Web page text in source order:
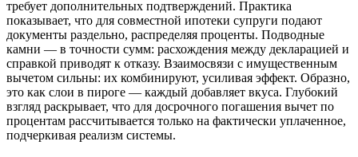
требует дополнительных подтверждений. Практика
показывает, что для совместной ипотеки супруги подают
документы раздельно, распределяя проценты. Подводные
камни — в точности сумм: расхождения между декларацией и
справкой приводят к отказу. Взаимосвязи с имущественным
вычетом сильны: их комбинируют, усиливая эффект. Образно,
это как слои в пироге — каждый добавляет вкуса. Глубокий
взгляд раскрывает, что для досрочного погашения вычет по
процентам рассчитывается только на фактически уплаченное,
подчеркивая реализм системы.